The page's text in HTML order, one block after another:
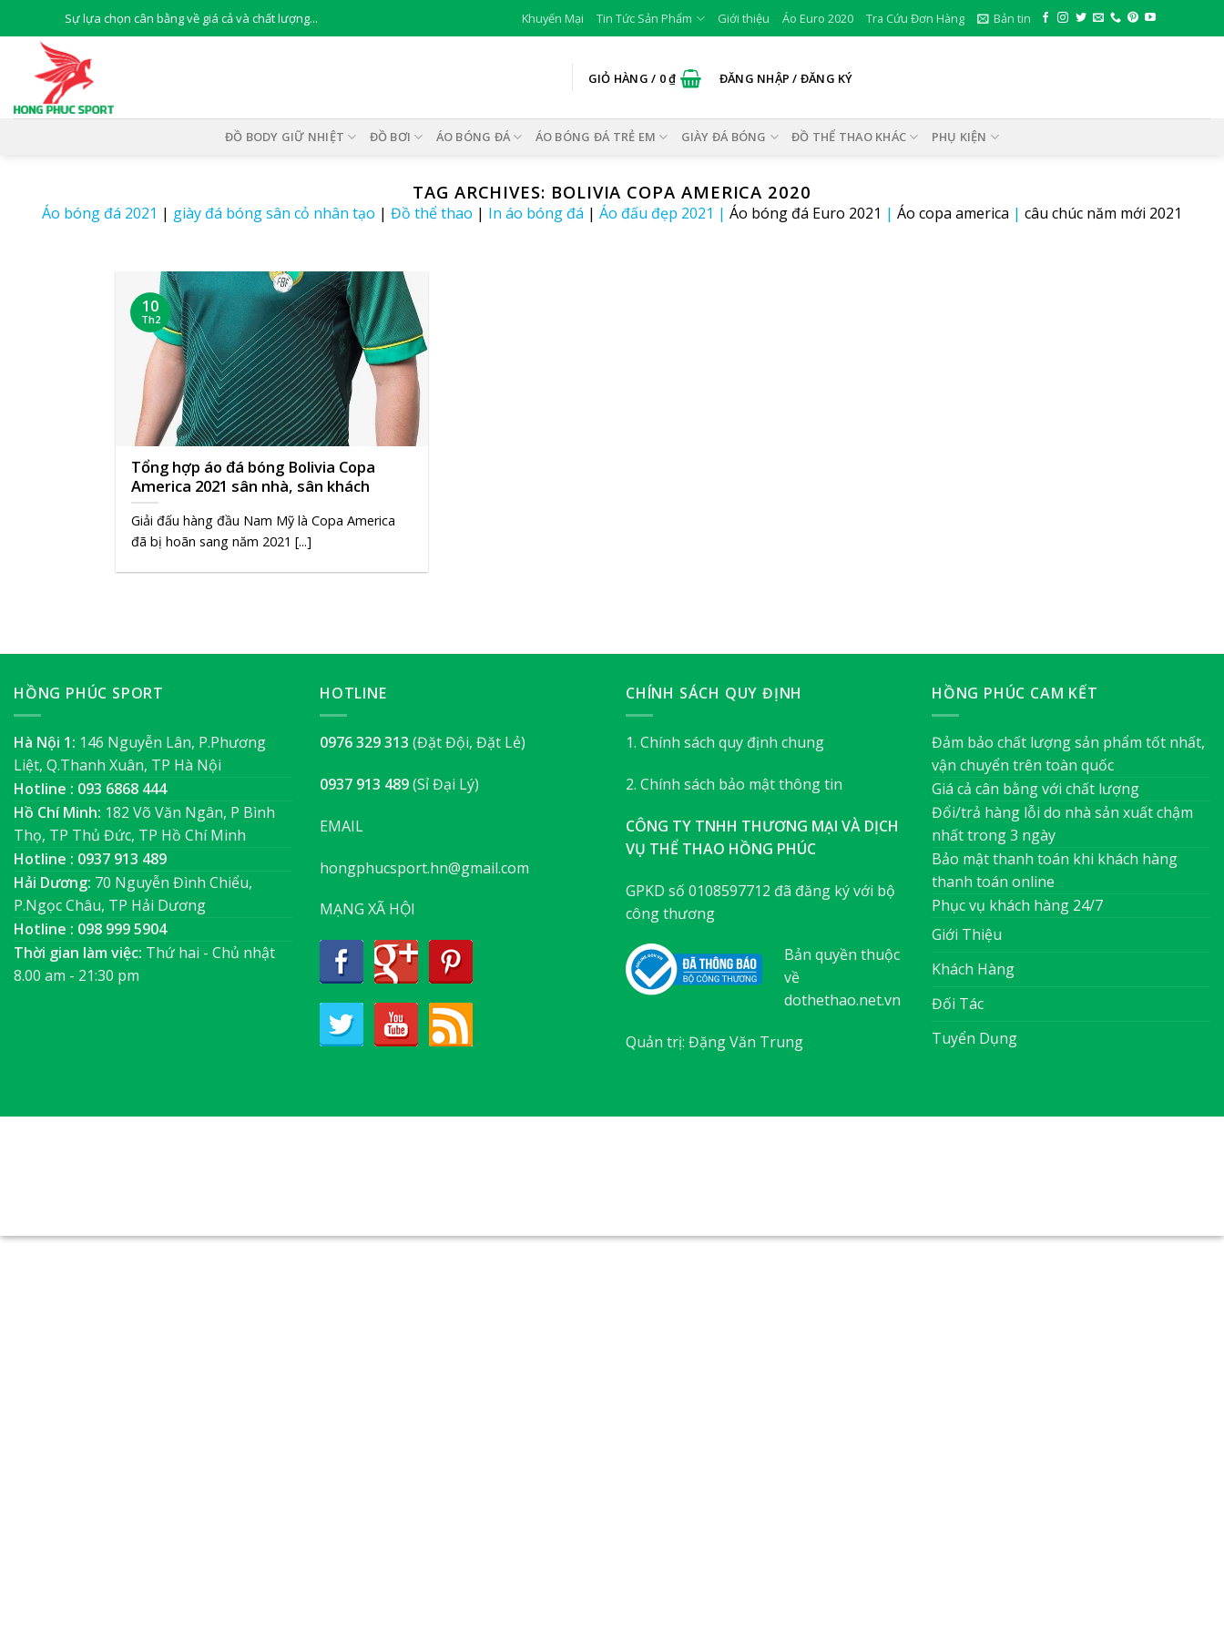
to
content
Sự lựa chọn cân bằng về giá cả và chất lượng... Khuyến Mại Tin Tức Sản Phẩm Giới thiệu Áo Euro 2020 Tra Cứu Đơn Hàng Bản tin
GIỎ HÀNG / 0₫ ĐĂNG NHẬP / ĐĂNG KÝ
ĐỒ BODY GIỮ NHIỆT ĐỒ BƠI ÁO BÓNG ĐÁ ÁO BÓNG ĐÁ TRẺ EM GIÀY ĐÁ BÓNG ĐỒ THỂ THAO KHÁC PHỤ KIỆN
TAG ARCHIVES: BOLIVIA COPA AMERICA 2020
Áo bóng đá 2021 | giày đá bóng sân cỏ nhân tạo | Đồ thể thao | In áo bóng đá | Áo đấu đẹp 2021 | Áo bóng đá Euro 2021 | Áo copa america | câu chúc năm mới 2021
Tổng hợp áo đá bóng Bolivia Copa
America 2021 sân nhà, sân khách
Giải đấu hàng đầu Nam Mỹ là Copa America
đã bị hoãn sang năm 2021 [...]
10
Th2
HỒNG PHÚC SPORT
Hà Nội 1: 146 Nguyễn Lân, P.Phương
Liệt, Q.Thanh Xuân, TP Hà Nội
Hotline : 093 6868 444
Hồ Chí Minh: 182 Võ Văn Ngân, P Bình
Thọ, TP Thủ Đức, TP Hồ Chí Minh
Hotline : 0937 913 489
Hải Dương: 70 Nguyễn Đình Chiểu,
P.Ngọc Châu, TP Hải Dương
Hotline : 098 999 5904
Thời gian làm việc: Thứ hai - Chủ nhật
8.00 am - 21:30 pm
HOTLINE
0976 329 313 (Đặt Đội, Đặt Lẻ)
0937 913 489(Sỉ Đại Lý)
EMAIL
hongphucsport.hn@gmail.com
MẠNG XÃ HỘI
CHÍNH SÁCH QUY ĐỊNH
1. Chính sách quy định chung
2. Chính sách bảo mật thông tin
CÔNG TY TNHH THƯƠNG MẠI VÀ DỊCH
VỤ THỂ THAO HỒNG PHÚC
GPKD số 0108597712 đã đăng ký với bộ
công thương
Bản quyền thuộc
về
dothethao.net.vn
Quản trị: Đặng Văn Trung
HỒNG PHÚC CAM KẾT
Đảm bảo chất lượng sản phẩm tốt nhất,
vận chuyển trên toàn quốc
Giá cả cân bằng với chất lượng
Đổi/trả hàng lỗi do nhà sản xuất chậm
nhất trong 3 ngày
Bảo mật thanh toán khi khách hàng
thanh toán online
Phục vụ khách hàng 24/7
Giới Thiệu
Khách Hàng
Đối Tác
Tuyển Dụng